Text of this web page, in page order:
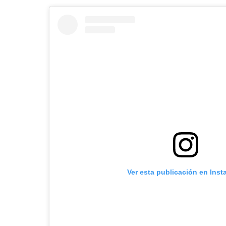
Ver esta publicación en